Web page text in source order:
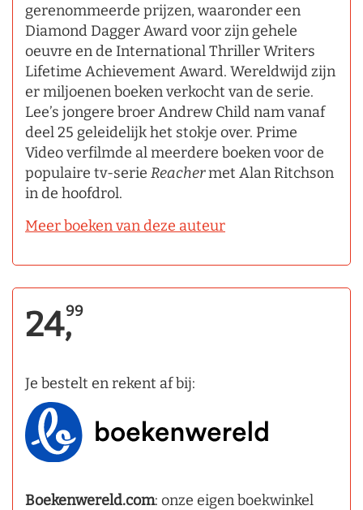
gerenommeerde prijzen, waaronder een
Diamond Dagger Award voor zijn gehele
oeuvre en de International Thriller Writers
Lifetime Achievement Award. Wereldwijd zijn
er miljoenen boeken verkocht van de serie.
Lee’s jongere broer Andrew Child nam vanaf
deel 25 geleidelijk het stokje over. Prime
Video verfilmde al meerdere boeken voor de
populaire tv-serie Reachermet Alan Ritchson
in de hoofdrol.
Meer boeken van deze auteur
24,99
Je bestelt en rekent af bij:
Boekenwereld.com: onze eigen boekwinkel